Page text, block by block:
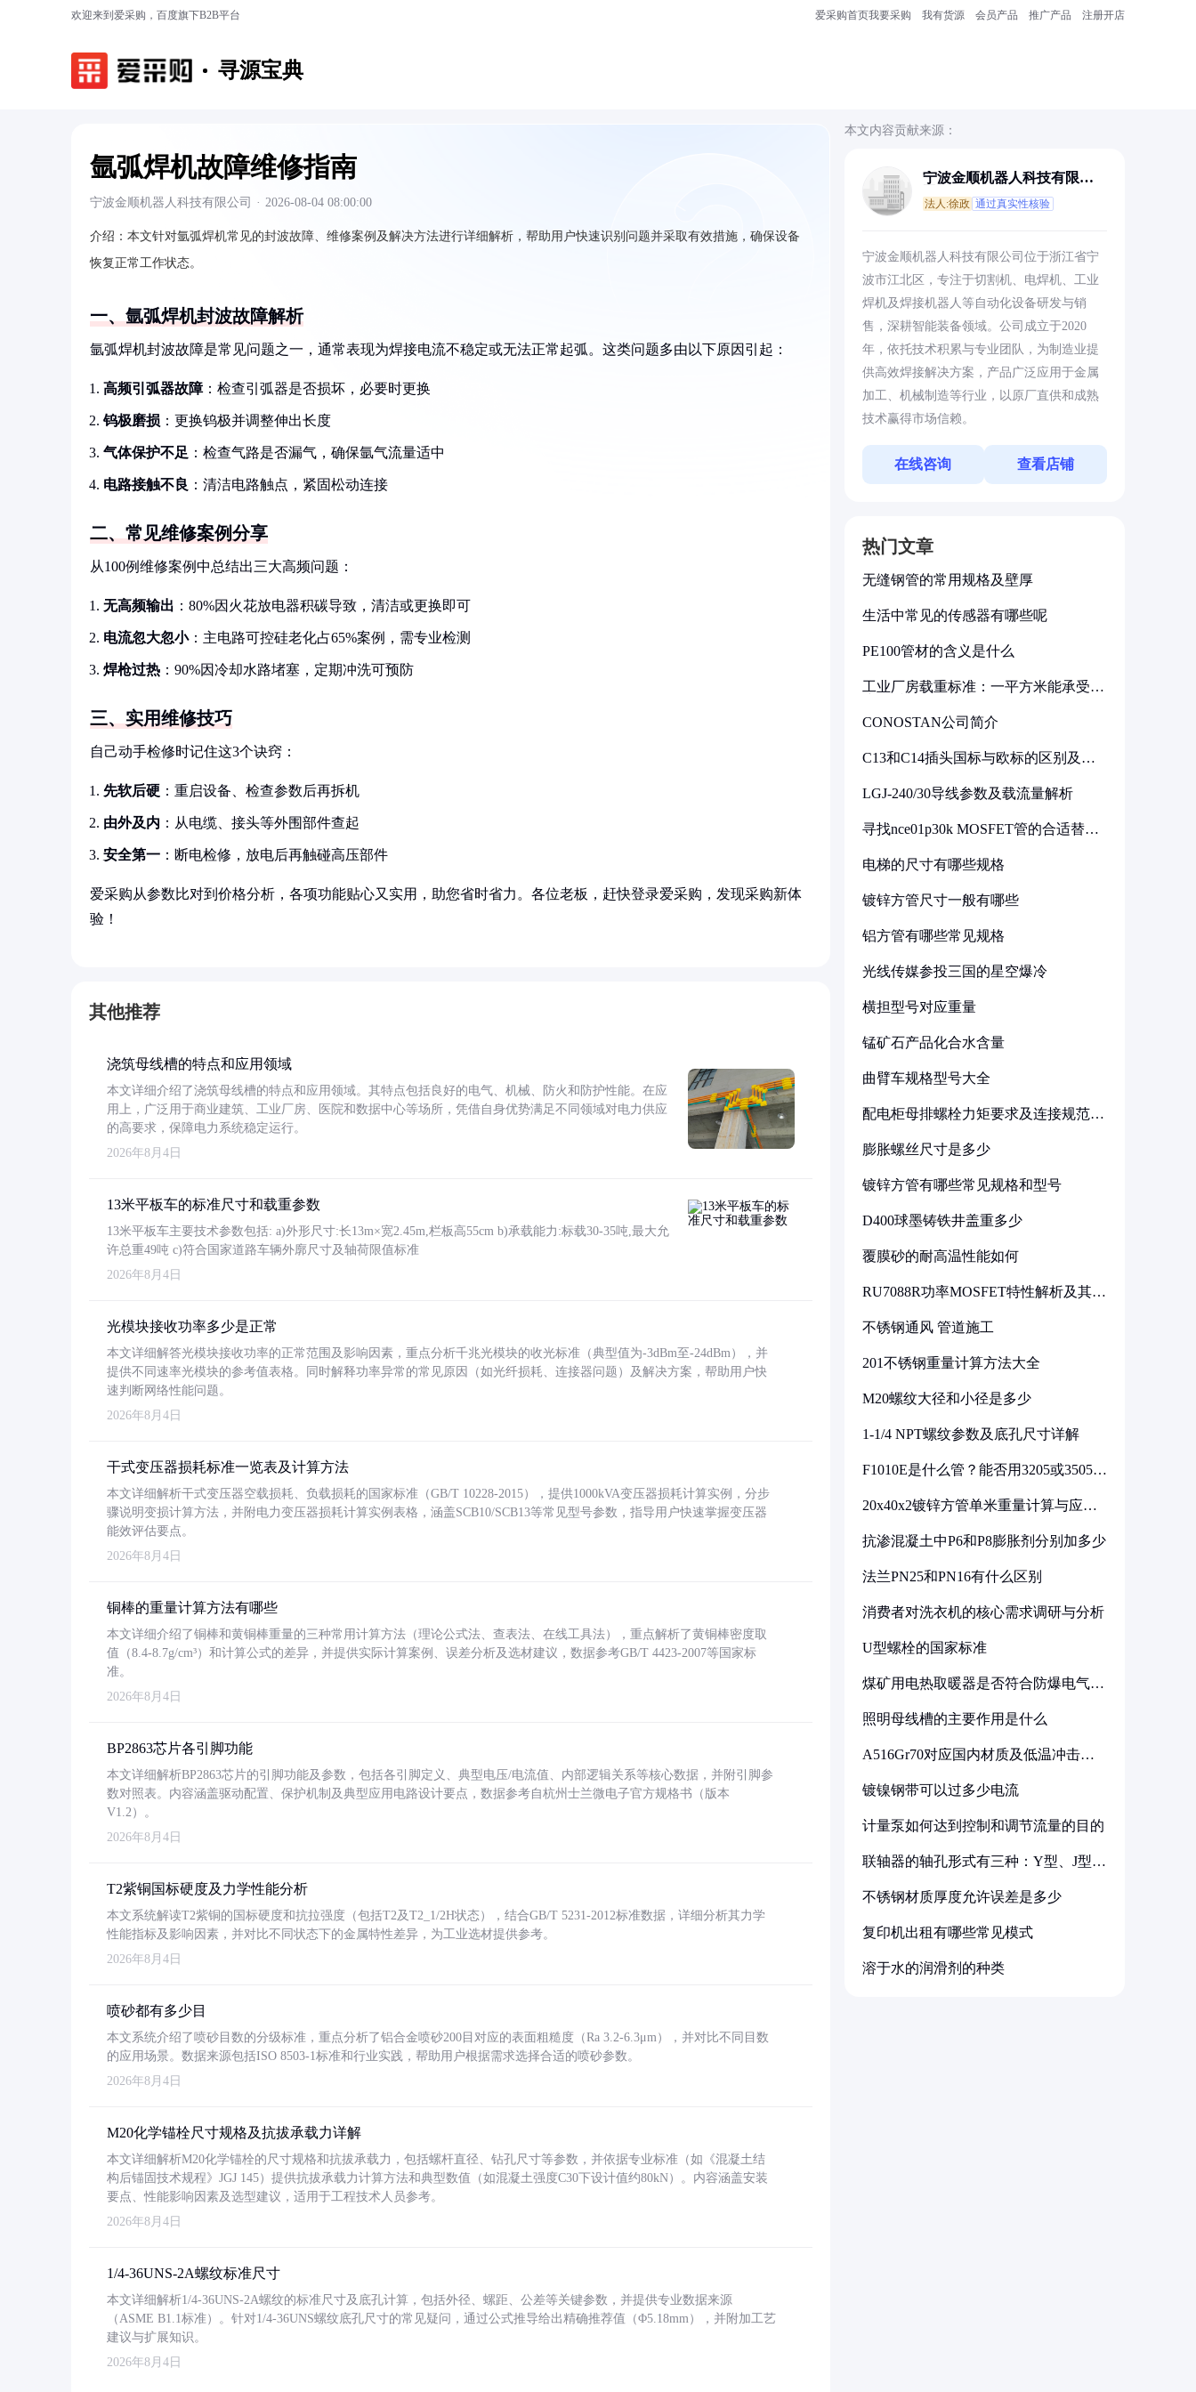
欢迎来到爱采购，百度旗下B2B平台 爱采购首页我要采购 我有货源 会员产品 推广产品 注册开店
寻源宝典
氩弧焊机故障维修指南
宁波金顺机器人科技有限公司 · 2026-08-04 08:00:00
介绍： 本文针对氩弧焊机常见的封波故障、维修案例及解决方法进行详细解析，帮助用户快速识别问题并采取有效措施，确保设备
恢复正常工作状态。
一、氩弧焊机封波故障解析
氩弧焊机封波故障是常见问题之一，通常表现为焊接电流不稳定或无法正常起弧。这类问题多由以下原因引起：
高频引弧器故障：检查引弧器是否损坏，必要时更换
钨极磨损 ：更换钨极并调整伸出长度
气体保护不足 ：检查气路是否漏气，确保氩气流量适中
电路接触不良 ：清洁电路触点，紧固松动连接
二、常见维修案例分享
从100例维修案例中总结出三大高频问题：
无高频输出 ：80%因火花放电器积碳导致，清洁或更换即可
电流忽大忽小：主电路可控硅老化占65%案例，需专业检测
焊枪过热 ：90%因冷却水路堵塞，定期冲洗可预防
三、实用维修技巧
自己动手检修时记住这3个诀窍：
先软后硬 ：重启设备、检查参数后再拆机
由外及内 ：从电缆、接头等外围部件查起
安全第一 ：断电检修，放电后再触碰高压部件
爱采购从参数比对到价格分析，各项功能贴心又实用，助您省时省力。各位老板，赶快登录爱采购，发现采购新体
验！
其他推荐
浇筑母线槽的特点和应用领域
本文详细介绍了浇筑母线槽的特点和应用领域。其特点包括良好的电气、机械、防火和防护性能。在应
用上，广泛用于商业建筑、工业厂房、医院和数据中心等场所，凭借自身优势满足不同领域对电力供应
的高要求，保障电力系统稳定运行。
2026年8月4日
13米平板车的标准尺寸和载重参数
13米平板车主要技术参数包括: a)外形尺寸:长13m×宽2.45m,栏板高55cm b)承载能力:标载30-35吨,最大允
许总重49吨 c)符合国家道路车辆外廓尺寸及轴荷限值标准
2026年8月4日
光模块接收功率多少是正常
本文详细解答光模块接收功率的正常范围及影响因素，重点分析千兆光模块的收光标准（典型值为-3dBm至-24dBm），并
提供不同速率光模块的参考值表格。同时解释功率异常的常见原因（如光纤损耗、连接器问题）及解决方案，帮助用户快
速判断网络性能问题。
2026年8月4日
干式变压器损耗标准一览表及计算方法
本文详细解析干式变压器空载损耗、负载损耗的国家标准（GB/T 10228-2015），提供1000kVA变压器损耗计算实例，分步
骤说明变损计算方法，并附电力变压器损耗计算实例表格，涵盖SCB10/SCB13等常见型号参数，指导用户快速掌握变压器
能效评估要点。
2026年8月4日
铜棒的重量计算方法有哪些
本文详细介绍了铜棒和黄铜棒重量的三种常用计算方法（理论公式法、查表法、在线工具法），重点解析了黄铜棒密度取
值（8.4-8.7g/cm³）和计算公式的差异，并提供实际计算案例、误差分析及选材建议，数据参考GB/T 4423-2007等国家标
准。
2026年8月4日
BP2863芯片各引脚功能
本文详细解析BP2863芯片的引脚功能及参数，包括各引脚定义、典型电压/电流值、内部逻辑关系等核心数据，并附引脚参
数对照表。内容涵盖驱动配置、保护机制及典型应用电路设计要点，数据参考自杭州士兰微电子官方规格书（版本
V1.2）。
2026年8月4日
T2紫铜国标硬度及力学性能分析
本文系统解读T2紫铜的国标硬度和抗拉强度（包括T2及T2_1/2H状态），结合GB/T 5231-2012标准数据，详细分析其力学
性能指标及影响因素，并对比不同状态下的金属特性差异，为工业选材提供参考。
2026年8月4日
喷砂都有多少目
本文系统介绍了喷砂目数的分级标准，重点分析了铝合金喷砂200目对应的表面粗糙度（Ra 3.2-6.3μm），并对比不同目数
的应用场景。数据来源包括ISO 8503-1标准和行业实践，帮助用户根据需求选择合适的喷砂参数。
2026年8月4日
M20化学锚栓尺寸规格及抗拔承载力详解
本文详细解析M20化学锚栓的尺寸规格和抗拔承载力，包括螺杆直径、钻孔尺寸等参数，并依据专业标准（如《混凝土结
构后锚固技术规程》JGJ 145）提供抗拔承载力计算方法和典型数值（如混凝土强度C30下设计值约80kN）。内容涵盖安装
要点、性能影响因素及选型建议，适用于工程技术人员参考。
2026年8月4日
1/4-36UNS-2A螺纹标准尺寸
本文详细解析1/4-36UNS-2A螺纹的标准尺寸及底孔计算，包括外径、螺距、公差等关键参数，并提供专业数据来源
（ASME B1.1标准）。针对1/4-36UNS螺纹底孔尺寸的常见疑问，通过公式推导给出精确推荐值（Φ5.18mm），并附加工艺
建议与扩展知识。
2026年8月4日
本文内容贡献来源：
宁波金顺机器人科技有限公
法人:徐政 通过真实性核验
宁波金顺机器人科技有限公司位于浙江省宁
波市江北区，专注于切割机、电焊机、工业
焊机及焊接机器人等自动化设备研发与销
售，深耕智能装备领域。公司成立于2020
年，依托技术积累与专业团队，为制造业提
供高效焊接解决方案，产品广泛应用于金属
加工、机械制造等行业，以原厂直供和成熟
技术赢得市场信赖。
在线咨询 查看店铺
热门文章
无缝钢管的常用规格及壁厚
生活中常见的传感器有哪些呢
PE100管材的含义是什么
工业厂房载重标准：一平方米能承受多
CONOSTAN公司简介
C13和C14插头国标与欧标的区别及其
LGJ-240/30导线参数及载流量解析
寻找nce01p30k MOSFET管的合适替代
电梯的尺寸有哪些规格
镀锌方管尺寸一般有哪些
铝方管有哪些常见规格
光线传媒参投三国的星空爆冷
横担型号对应重量
锰矿石产品化合水含量
曲臂车规格型号大全
配电柜母排螺栓力矩要求及连接规范详
膨胀螺丝尺寸是多少
镀锌方管有哪些常见规格和型号
D400球墨铸铁井盖重多少
覆膜砂的耐高温性能如何
RU7088R功率MOSFET特性解析及其在
不锈钢通风 管道施工
201不锈钢重量计算方法大全
M20螺纹大径和小径是多少
1-1/4 NPT螺纹参数及底孔尺寸详解
F1010E是什么管？能否用3205或3505代
20x40x2镀锌方管单米重量计算与应用
抗渗混凝土中P6和P8膨胀剂分别加多少
法兰PN25和PN16有什么区别
消费者对洗衣机的核心需求调研与分析
U型螺栓的国家标准
煤矿用电热取暖器是否符合防爆电气设
照明母线槽的主要作用是什么
A516Gr70对应国内材质及低温冲击要
镀镍钢带可以过多少电流
计量泵如何达到控制和调节流量的目的
联轴器的轴孔形式有三种：Y型、J型、
不锈钢材质厚度允许误差是多少
复印机出租有哪些常见模式
溶于水的润滑剂的种类